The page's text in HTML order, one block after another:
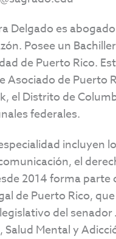
Delgado es
Posee un
de Puerto Rico.
Asociado de Puerto
el Distrito de
federales.
incluyen
el
2014 forma parte
de Puerto Rico,
del
Mental y